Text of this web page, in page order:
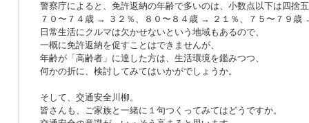
警察庁によると、免許返納の年齢で多いのは、小数点以下は四捨
７０〜７４歳 → ３２％、８０〜８４歳 → ２１％、７５〜７９歳
日常生活にクルマは欠かせないという地域もあるので、
一概に免許返納を促すことはできませんが、
年齢が「高齢者」に達した方は、生活環境を鑑みつつ、
何かの折に、検討してみてはいかがでしょうか。
そして、交通安全川柳。
皆さんも、ご家族と一緒に１句つくってみてはどうですか。